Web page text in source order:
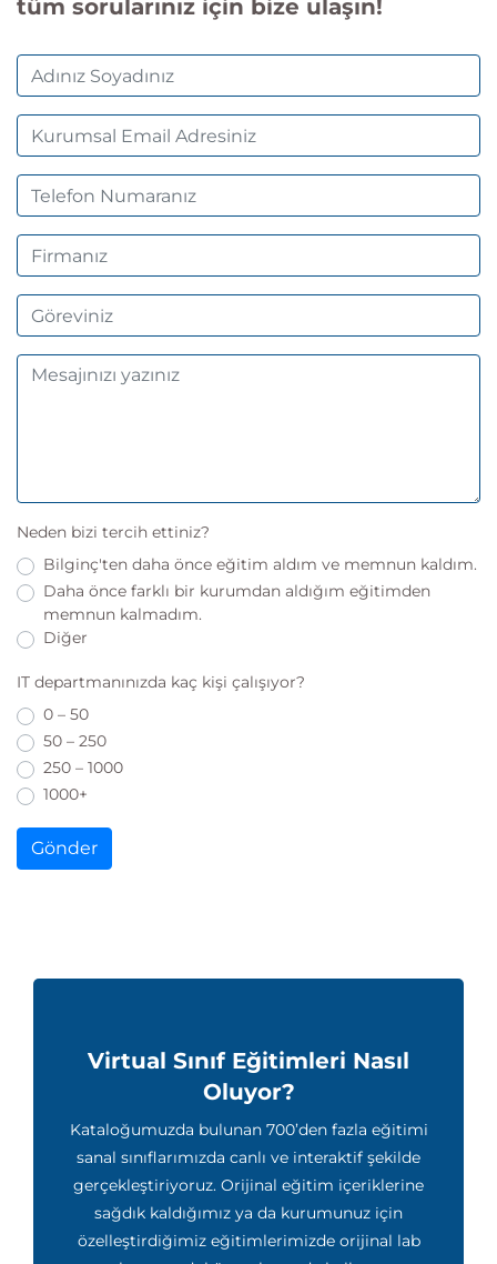
tüm sorularınız için bize ulaşın!
Neden bizi tercih ettiniz?
Bilginç'ten daha önce eğitim aldım ve memnun kaldım.
Daha önce farklı bir kurumdan aldığım eğitimden
memnun kalmadım.
Diğer
IT departmanınızda kaç kişi çalışıyor?
0 – 50
50 – 250
250 – 1000
1000+
Gönder
Virtual Sınıf Eğitimleri Nasıl
Oluyor?
Kataloğumuzda bulunan 700’den fazla eğitimi
sanal sınıflarımızda canlı ve interaktif şekilde
gerçekleştiriyoruz. Orijinal eğitim içeriklerine
sağdık kaldığımız ya da kurumunuz için
özelleştirdiğimiz eğitimlerimizde orijinal lab